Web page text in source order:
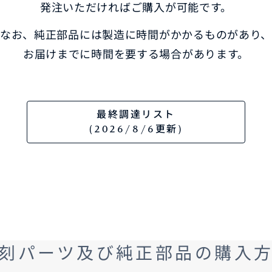
発注いただければご購入が可能です。
なお、純正部品には製造に時間がかかるものがあり、
お届けまでに時間を要する場合があります。
最終調達リスト
(2026/8/6更新)
パーツ及び純正部品の購入